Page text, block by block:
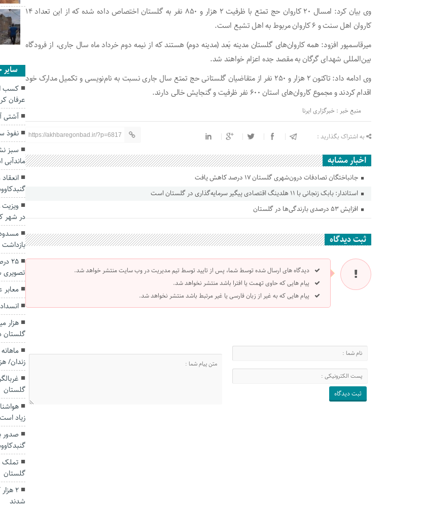
وی بیان کرد: امسال ۲۰ کاروان حج تمتع با ظرفیت ۲ هزار و ۸۵۰ نفر به گلستان اختصاص داده شده که از این تعداد ۱۴
کاروان اهل سنت و ۶ کاروان مربوط به اهل تشیع است.
میرقاسمپور افزود: همه کاروان‌های گلستان مدینه بَعد (مدینه دوم) هستند که از نیمه دوم خرداد ماه سال جاری، از فرودگاه
بین‌المللی شهدای گرگان به مقصد جده اعزام خواهند شد.
وی ادامه داد: تاکنون ۲ هزار و ۲۵۰ نفر از متقاضیان گلستانی حج تمتع سال جاری نسبت به نام‌نویسی و تکمیل مدارک خود
اقدام کردند و مجموع کاروان‌های استان ۶۰۰ نفر ظرفیت و گنجایش خالی دارند.
منبع خبر : خبرگزاری ایرنا
به اشتراک بگذارید : https://akhbaregonbad.ir/?p=6817
اخبار مشابه
جانباختگان تصادفات درون‌شهری گلستان ۱۷ درصد کاهش یافت
استاندار: بابک زنجانی با ۱۱ هلدینگ اقتصادی پیگیر سرمایه‌گذاری در گلستان است
افزایش ۵۳ درصدی بارندگی‌ها در گلستان
ثبت دیدگاه
دیدگاه های ارسال شده توسط شما، پس از تایید توسط تیم مدیریت در وب سایت منتشر خواهد شد.
پیام هایی که حاوی تهمت یا افترا باشد منتشر نخواهد شد.
پیام هایی که به غیر از زبان فارسی یا غیر مرتبط باشد منتشر نخواهد شد.
سایر
کسب
عرفان کر
آشتی
نفوذ
سبز
در شهر
۲۵
تصویری
انسداد ۵۲۹حلقه چاه غیرمجاز در گلستان
هزار
گلستان
زندان/
گلستان
زیاد است
گلستان
۲
شدند